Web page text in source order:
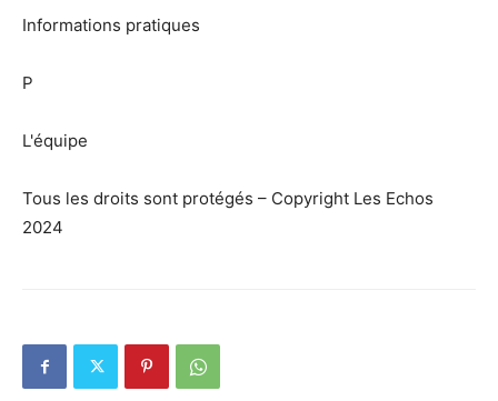
Informations pratiques
P
L'équipe
Tous les droits sont protégés – Copyright Les Echos
2024